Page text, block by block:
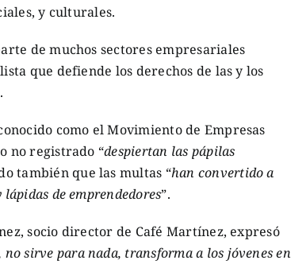
y culturales.
de muchos sectores empresariales
que defiende los derechos de las y los
como el Movimiento de Empresas
no registrado “despiertan las pápilas
también que las multas “han convertido a
de emprendedores”.
socio director de Café Martínez, expresó
sirve para nada, transforma a los jóvenes en